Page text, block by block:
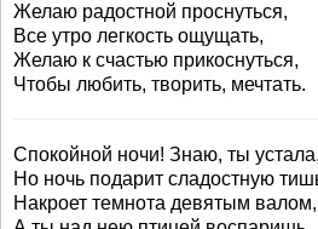
Желаю радостной проснуться,
Все утро легкость ощущать,
Желаю к счастью прикоснуться,
Чтобы любить, творить, мечтать.
Спокойной ночи! Знаю, ты устала,
Но ночь подарит сладостную
Накроет темнота девятым валом,